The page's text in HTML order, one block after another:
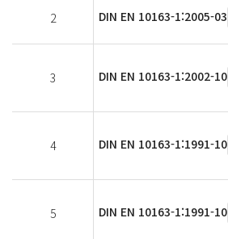
2 DIN EN 10163-1:2005-03
3 DIN EN 10163-1:2002-10
4 DIN EN 10163-1:1991-10
5 DIN EN 10163-1:1991-10